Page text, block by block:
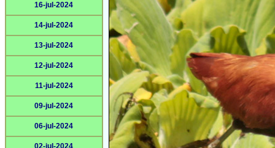
16-jul-2024
14-jul-2024
13-jul-2024
12-jul-2024
11-jul-2024
09-jul-2024
06-jul-2024
02-jul-2024